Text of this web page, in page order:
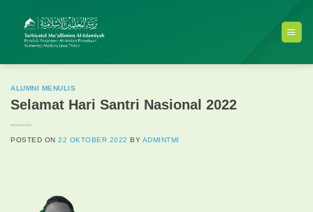
content
ALUMNI MENULIS
Selamat Hari Santri Nasional 2022
POSTED ON22 OKTOBER 2022 BY ADMINTMI